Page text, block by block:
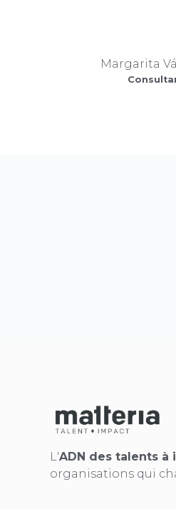
Margarita
L'ADN des talents à
organisations qui